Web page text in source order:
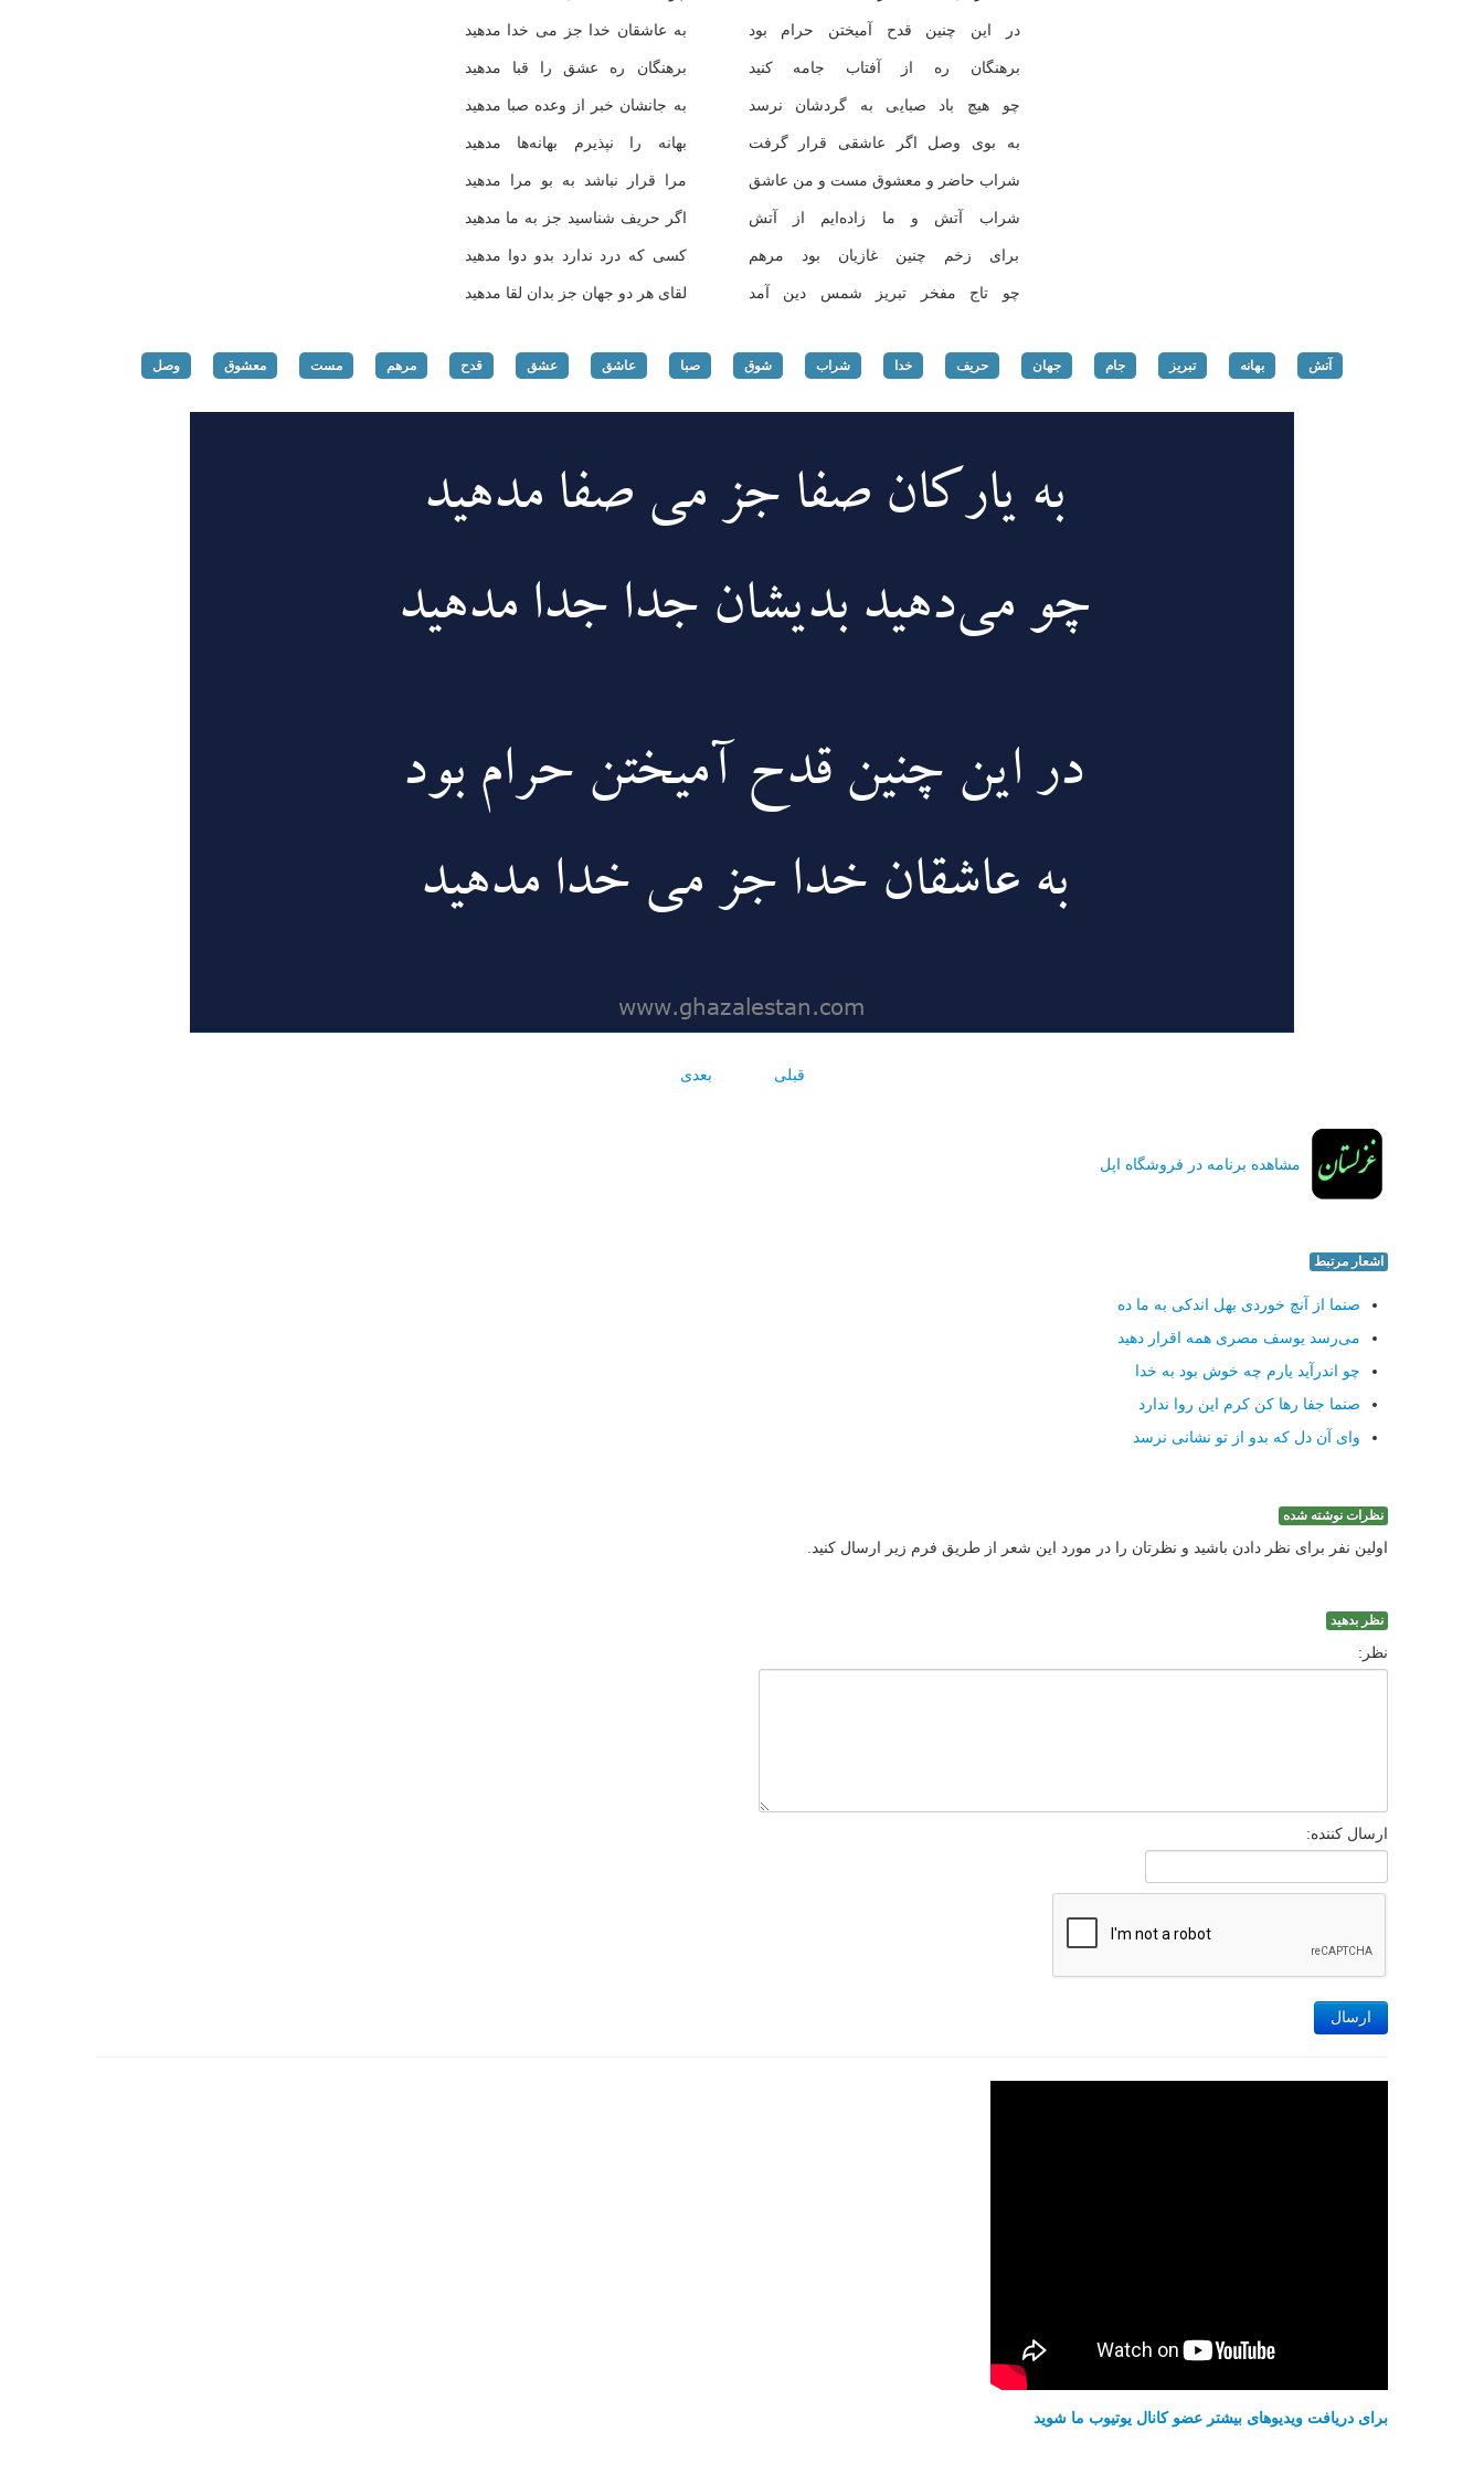
در این چنین قدح آمیختن حرام بود به عاشقان خدا جز می خدا مدهید
برهنگان ره از آفتاب جامه كنید برهنگان ره عشق را قبا مدهید
چو هیچ باد صبایی به گردشان نرسد به جانشان خبر از وعده صبا مدهید
به بوی وصل اگر عاشقی قرار گرفت بهانه را نپذیرم بهانه‌ها مدهید
شراب حاضر و معشوق مست و من عاشق مرا قرار نباشد به بو مرا مدهید
شراب آتش و ما زاده‌ایم از آتش اگر حریف شناسید جز به ما مدهید
برای زخم چنین غازیان بود مرهم كسی كه درد ندارد بدو دوا مدهید
چو تاج مفخر تبریز شمس دین آمد لقای هر دو جهان جز بدان لقا مدهید
آتش بهانه تبریز جام جهان حریف خدا شراب شوق صبا عاشق عشق قدح مرهم مست معشوق وصل
قبلی بعدی
مشاهده برنامه در فروشگاه اپل
اشعار مرتبط
صنما از آنچ خوردی بهل اندكی به ما ده
می‌رسد یوسف مصری همه اقرار دهید
چو اندرآید یارم چه خوش بود به خدا
صنما جفا رها كن كرم این روا ندارد
وای آن دل كه بدو از تو نشانی نرسد
نظرات نوشته شده
اولین نفر برای نظر دادن باشید و نظرتان را در مورد این شعر از طریق فرم زیر ارسال کنید.
نظر بدهید
نظر:
ارسال کننده:
ارسال
برای دریافت ویدیوهای بیشتر عضو کانال یوتیوب ما شوید